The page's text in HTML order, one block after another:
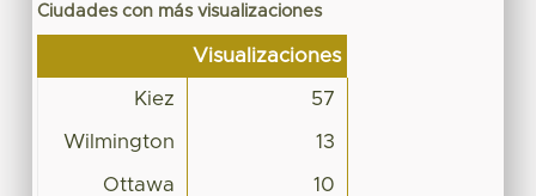
Ciudades con más visualizaciones
Visualizaciones
Kiez 57
Wilmington 13
Ottawa 10